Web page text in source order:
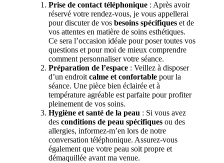
Prise de contact téléphonique: Après avoir
réservé votre rendez-vous, je vous appellerai
pour discuter de vos besoins spécifiqueset de
vos attentes en matière de soins esthétiques.
Ce sera l’occasion idéale pour poser toutes vos
questions et pour moi de mieux comprendre
comment personnaliser votre séance.
Préparation de l’espace: Veillez à disposer
d’un endroit calme et confortablepour la
séance. Une pièce bien éclairée et à
température agréable est parfaite pour profiter
pleinement de vos soins.
Hygiène et santé de la peau : Si vous avez
des conditions de peau spécifiquesou des
allergies, informez-m’en lors de notre
conversation téléphonique. Assurez-vous
également que votre peau soit propre et
démaquillée avant ma venue.